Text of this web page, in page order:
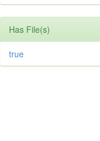
Has File(s)
true